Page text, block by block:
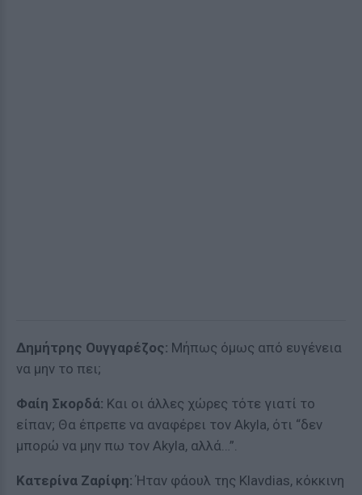
Δημήτρης Ουγγαρέζος: Μήπως όμως από ευγένεια
να μην το πει;
Φαίη Σκορδά: Και οι άλλες χώρες τότε γιατί το
είπαν; Θα έπρεπε να αναφέρει τον Akyla, ότι “δεν
μπορώ να μην πω τον Akyla, αλλά…”.
Κατερίνα Ζαρίφη: Ήταν φάουλ της Klavdias, κόκκινη